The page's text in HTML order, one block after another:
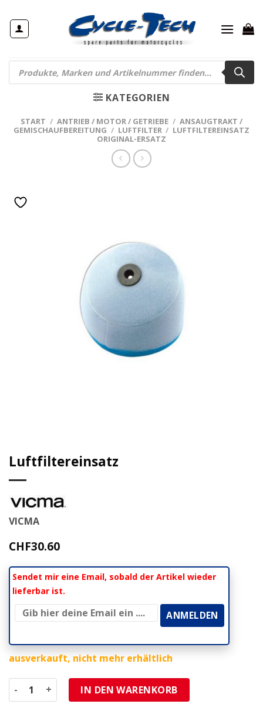
Inhalt
springen
Products
search
KATEGORIEN
START / ANTRIEB / MOTOR / GETRIEBE / ANSAUGTRAKT /
GEMISCHAUFBEREITUNG / LUFTFILTER / LUFTFILTEREINSATZ
ORIGINAL-ERSATZ
Luftfiltereinsatz
VICMA
CHF30.60
Sendet mir eine Email, sobald der Artikel wieder
lieferbar ist.
ausverkauft, nicht mehr erhältlich
Luftfiltereinsatz MengeIN DEN WARENKORB